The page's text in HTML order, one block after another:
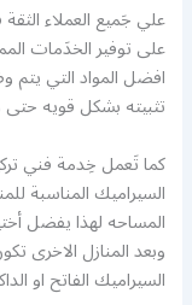
علي جَميع العملاء
على توفير الخدَمات
افضل المواد التي
تثبيته بشكل قويه حتى
كما تَعمل خِدمة فني
السيراميك المناسبة
المساحه لهذا يفضل
وبعد المنازل الاخرى
السيراميك الفاتح او